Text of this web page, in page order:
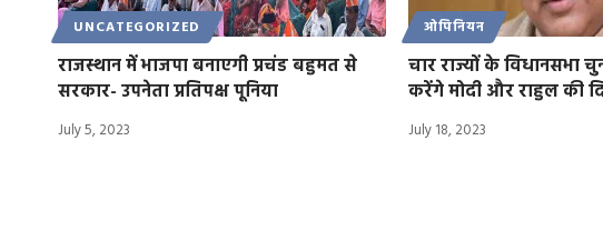
UNCATEGORIZED
राजस्थान में भाजपा बनाएगी प्रचंड बहुमत से
सरकार- उपनेता प्रतिपक्ष पूनिया
July 5, 2023
ओपिनियन
चार राज्यों के विधानसभा
करेंगे मोदी और राहुल की
July 18, 2023